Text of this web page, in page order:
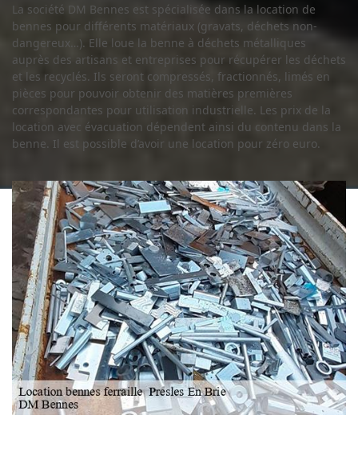
La société DM Bennes est spécialisée dans la location de
bennes pour différents matériaux (gravats, déchets non-
dangereux…). Elle loue la benne à déchets métalliques
auprès des artisans et entreprises pour récupérer les déchets
et les recyclés. Ils seront compressés, fractionnés, limés en
pièces pour pouvoir obtenir des matières premières
correspondantes pour utilisation industrielle. Les prix de la
location avec évacuation dépendent ainsi du contenu dans la
benne. Il est possible d’avoir une location pour zéro euro.